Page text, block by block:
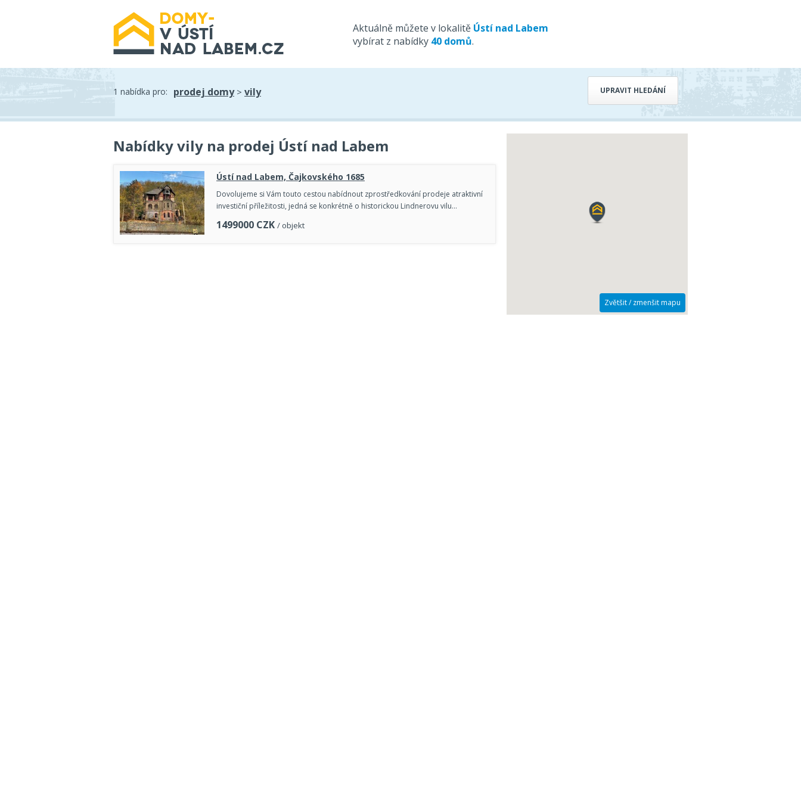
Aktuálně můžete v lokalitě Ústí nad Labem
vybírat z nabídky 40 domů.
UPRAVIT HLEDÁNÍ
1 nabídka pro: prodej domy> vily
Nabídky vily na prodej Ústí nad Labem
Ústí nad Labem, Čajkovského 1685
Dovolujeme si Vám touto cestou nabídnout zprostředkování prodeje atraktivní
investiční příležitosti, jedná se konkrétně o historickou Lindnerovu vilu…
1499000 CZK / objekt
Zvětšit / zmenšit mapu